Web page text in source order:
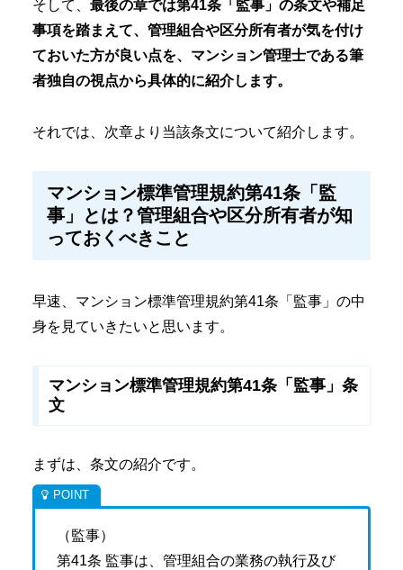
そして、 最後の章では第41条「監事」の条文や補足
事項を踏まえて、管理組合や区分所有者が気を付け
ておいた方が良い点を、マンション管理士である筆
者独自の視点から具体的に紹介します。
それでは、次章より当該条文について紹介します。
マンション標準管理規約第41条「監
事」とは？管理組合や区分所有者が知
っておくべきこと
早速、マンション標準管理規約第41条「監事」の中
身を見ていきたいと思います。
マンション標準管理規約第41条「監事」条
文
まずは、条文の紹介です。
（監事）
第41条 監事は、管理組合の業務の執行及び